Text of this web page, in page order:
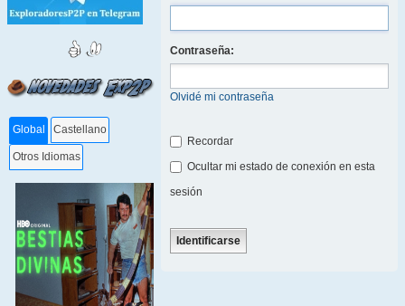
Global Castellano
Otros Idiomas
Contraseña:
Olvidé mi contraseña
Recordar
Ocultar mi estado de conexión en esta
sesión